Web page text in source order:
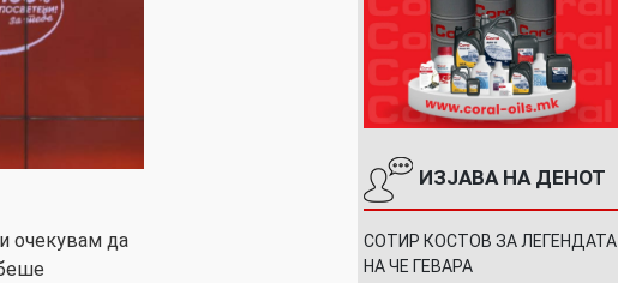
очекувам да
ИЗЈАВА НА ДЕНОТ
СОТИР КОСТОВ ЗА ЛЕГЕНДАТА
НА ЧЕ ГЕВАРА